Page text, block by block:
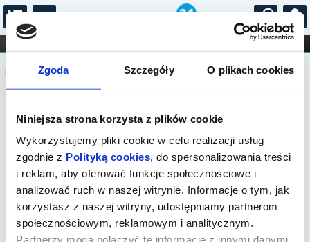
Zgoda Szczegóły O plikach cookies
Niniejsza strona korzysta z plików cookie
Wykorzystujemy pliki cookie w celu realizacji usług
zgodnie z Polityką cookies, do spersonalizowania treści
i reklam, aby oferować funkcje społecznościowe i
analizować ruch w naszej witrynie. Informacje o tym, jak
korzystasz z naszej witryny, udostępniamy partnerom
społecznościowym, reklamowym i analitycznym.
Partnerzy mogą połączyć te informacje z innymi danymi
...
FILHARMONIA OPERA I BALET
STAND-UP
DLA DZIECI
Komunikat
Sprzedaż biletów on-line na wydarzenie
została zakończona.